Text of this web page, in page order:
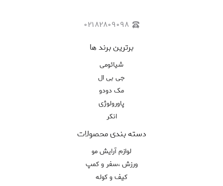
۰۲۱۸۲۸۰۹۰۹۸
برترین برند ها
شیائومی
جی بی ال
مک دودو
پاورولوژی
انکر
دسته بندی محصولات
لوازم آرایش مو
ورزش ،سفر و کمپ
کیف و کوله